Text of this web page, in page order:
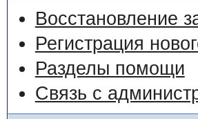
Восстановление
Регистрация
Разделы помощи
Связь с